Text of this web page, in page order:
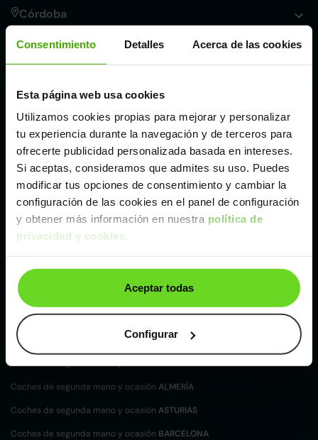
Consentimiento Detalles Acerca de las cookies
Esta página web usa cookies
Utilizamos cookies propias para mejorar y personalizar
tu experiencia durante la navegación y de terceros para
ofrecerte publicidad personalizada basada en intereses.
Si aceptas, consideramos que admites su uso. Puedes
modificar tus opciones de consentimiento y cambiar la
configuración de las cookies en el panel de configuración
y obtener más información en nuestra política de
privacidad y cookies.
Aceptar todas
Configurar
Córdoba
Málaga
Valencia
Zaragoza
Ver Fiat Ducato de segunda mano y ocasión
Coches de
localización
Coches de segunda mano y ocasiónALBACETE
Coches de segunda mano y ocasiónALICANTE
Coches de segunda mano y ocasión ALMERÍA
Coches de segunda mano y ocasión ASTURIAS
Coches de segunda mano y ocasión BARCELONA